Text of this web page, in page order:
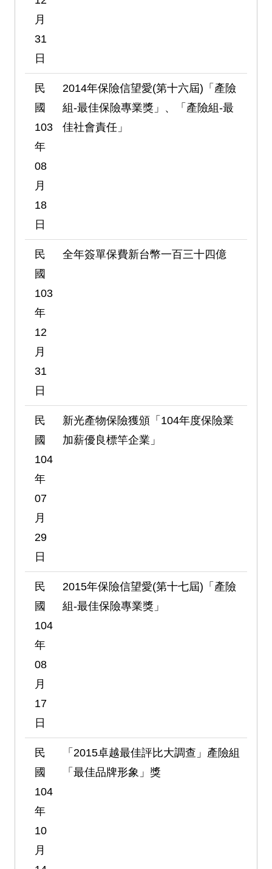
月
31
日
民
國
103
年
08
月
18
日
2014年保險信望愛(第十六屆)「產險
組-最佳保險專業獎」、「產險組-最
佳社會責任」
民
國
103
年
12
月
31
日
全年簽單保費新台幣一百三十四億
民
國
104
年
07
月
29
日
新光產物保險獲頒「104年度保險業
加薪優良標竿企業」
民
國
104
年
08
月
17
日
2015年保險信望愛(第十七屆)「產險
組-最佳保險專業獎」
民
國
104
年
10
月
「2015卓越最佳評比大調查」產險組
「最佳品牌形象」獎